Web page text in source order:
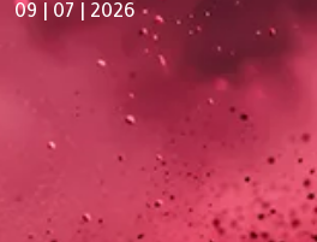
09 | 07 | 2026